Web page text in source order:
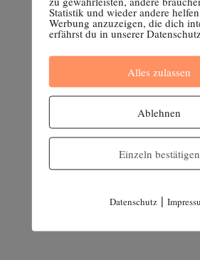
Statistik und wieder andere
Werbung anzuzeigen, die dich
erfährst du in unserer
Alles zulassen
Ablehnen
Einzeln bestätigen
Datenschutz |